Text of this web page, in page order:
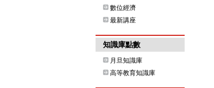
數位經濟
最新講座
知識庫點數
月旦知識庫
高等教育知識庫